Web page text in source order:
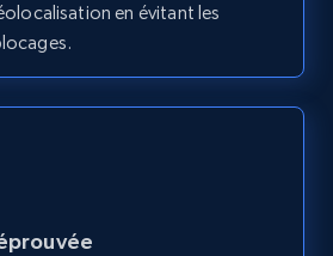
Essai gratuit
posts - Discovery videos
Youtuber md5, Video url,
Views, and more.
en évitant les